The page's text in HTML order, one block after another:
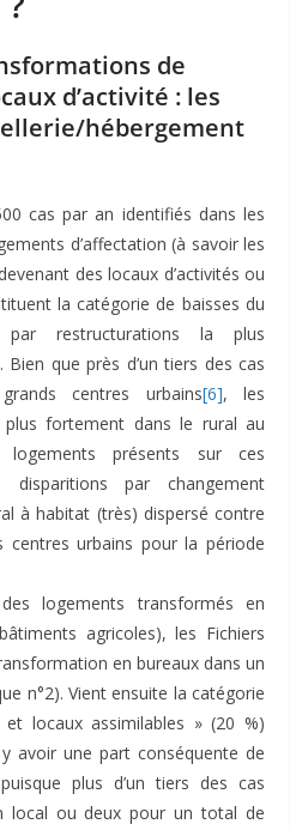
de
d’activité : les
hébergement
cas par an identifiés dans les
d’affectation (à savoir les
des locaux d’activités ou
la catégorie de baisses du
restructurations la plus
que près d’un tiers des cas
centres urbains[6], les
plus fortement dans le rural au
présents sur ces
par changement
à habitat (très) dispersé contre
urbains pour la période
logements transformés en
agricoles), les Fichiers
en bureaux dans un
n°2). Vient ensuite la catégorie
locaux assimilables » (20 %)
avoir une part conséquente de
plus d’un tiers des cas
local ou deux pour un total de